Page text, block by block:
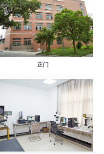
正门